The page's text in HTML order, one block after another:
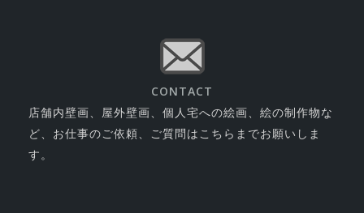
CONTACT
店舗内壁画、屋外壁画、個人宅への絵画、絵の制作物な
ど、お仕事のご依頼、ご質問はこちらまでお願いしま
す。